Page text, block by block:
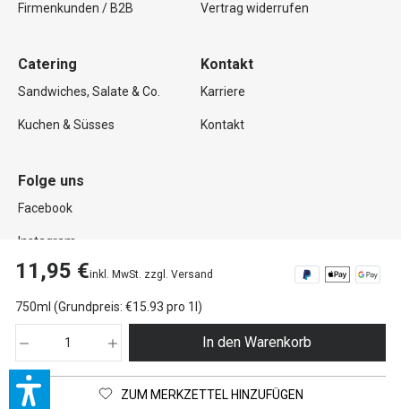
11,95 €inkl. MwSt. zzgl. Versand
750ml (Grundpreis: €15.93 pro 1l)
In den Warenkorb
ZUM MERKZETTEL HINZUFÜGEN
Firmenkunden / B2B Vertrag widerrufen
Catering
Sandwiches, Salate & Co.
Kuchen & Süsses
Kontakt
Karriere
Kontakt
Folge uns
Facebook
Instagram
Copyright © 2026 Mutterland GmbH. Alle Rechte vorbehalten.
Impressum Datenschutz AGB
Widerrufsrecht
Zahlung und Versand
Barrierefreiheitserklärung